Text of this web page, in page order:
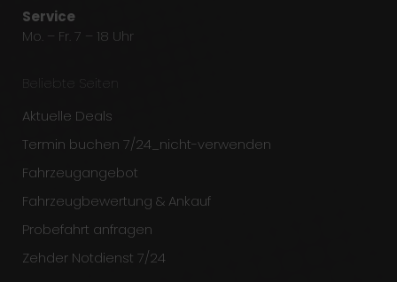
windowwindow
Service
Mo. – Fr. 7 – 18 Uhr
Beliebte Seiten
Aktuelle Deals
Termin buchen 7/24_nicht-verwenden
Fahrzeugangebot
Fahrzeugbewertung & Ankauf
Probefahrt anfragen
Zehder Notdienst 7/24